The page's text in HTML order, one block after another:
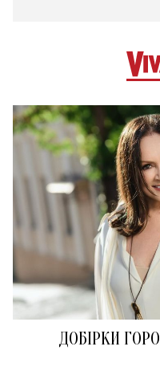
ДОБІРКИ